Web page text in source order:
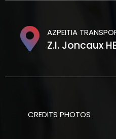
AZPEITIA
Z.I. Joncaux
CREDITS PHOTOS